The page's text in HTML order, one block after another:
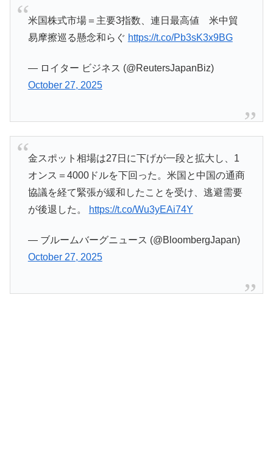
米国株式市場＝主要3指数、連日最高値 米中貿
易摩擦巡る懸念和らぐ https://t.co/Pb3sK3x9BG
— ロイター ビジネス (@ReutersJapanBiz)
October 27, 2025
金スポット相場は27日に下げが一段と拡大し、1
オンス＝4000ドルを下回った。米国と中国の通商
協議を経て緊張が緩和したことを受け、逃避需要
が後退した。
https://t.co/Wu3yEAi74Y
— ブルームバーグニュース (@BloombergJapan)
October 27, 2025